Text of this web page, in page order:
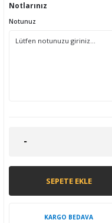
Notlarınız
Notunuz
SEPETE EKLE
KARGO BEDAVA